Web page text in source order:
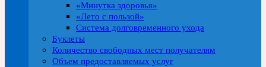
«Минутка здоровья»
«Лето с пользой»
Система долговременного ухода
Буклеты
Количество свободных мест получателям
Объем предоставляемых услуг